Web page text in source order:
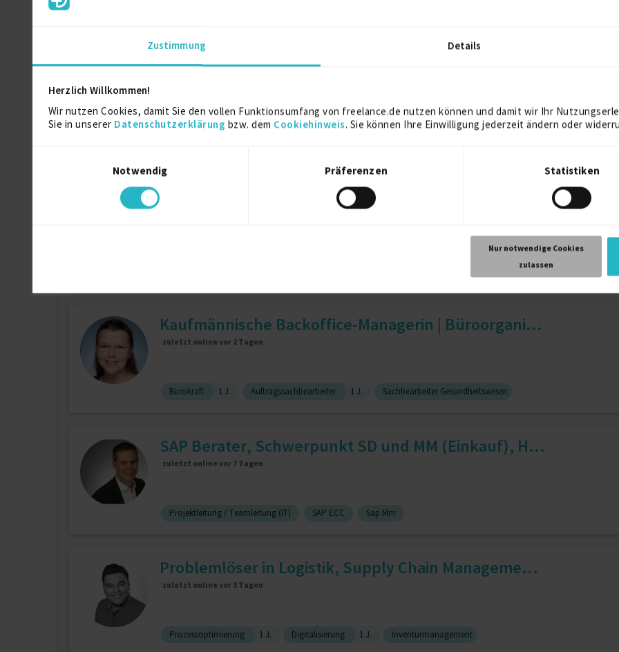
Zustimmung Details
Herzlich Willkommen!
Wir nutzen Cookies, damit Sie den vollen Funktionsumfang von freelance.de nutzen können und damit wir Ihr
Sie in unserer Datenschutzerklärung bzw. dem Cookiehinweis. Sie können Ihre Einwilligung jederzeit ändern oder
Notwendig
Präferenzen Statistiken
Nur notwendige Cookies
zulassen
IT/OT-Sicherheitsberater und Cybersecurity-Experte
1 J. Governance
Kaufmännische Backoffice-Managerin | Büroorgani...
zuletzt online vor 2 Tagen
Bürokraft 1 J. Auftragssachbearbeiter 1 J. Sachbearbeiter Gesundheitswesen
SAP Berater, Schwerpunkt SD und MM (Einkauf), H...
zuletzt online vor 7 Tagen
Projektleitung / Teamleitung (IT) SAP ECC Sap Mm
Problemlöser in Logistik, Supply Chain Manageme...
zuletzt online vor 3 Tagen
Prozessoptimierung 1 J. Digitalisierung 1 J. Inventurmanagement